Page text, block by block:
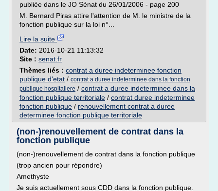
publiée dans le JO Sénat du 26/01/2006 - page 200
M. Bernard Piras attire l'attention de M. le ministre de la
fonction publique sur la loi n°...
Lire la suite
Date: 2016-10-21 11:13:32
Site : senat.fr
Thèmes liés : contrat a duree indeterminee fonction
publique d'etat / contrat a duree indeterminee dans la fonction
publique hospitaliere / contrat a duree indeterminee dans la
fonction publique territoriale / contrat duree indeterminee
fonction publique / renouvellement contrat a duree
determinee fonction publique territoriale
(non-)renouvellement de contrat dans la
fonction publique
(non-)renouvellement de contrat dans la fonction publique
(trop ancien pour répondre)
Amethyste
Je suis actuellement sous CDD dans la fonction publique.